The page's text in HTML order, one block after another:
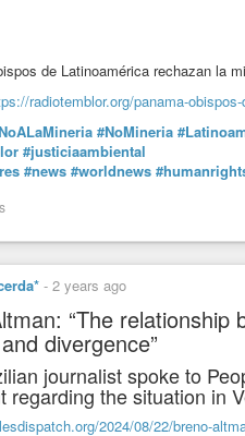
de Latinoamérica rechazan la
radiotemblor.org/panama-
#NoMineria
#justiciaambiental
#news #worldnews
- 2 years ago
“The
divergence”
journalist spoke to
regarding the situation in
2024/08/22/breno-